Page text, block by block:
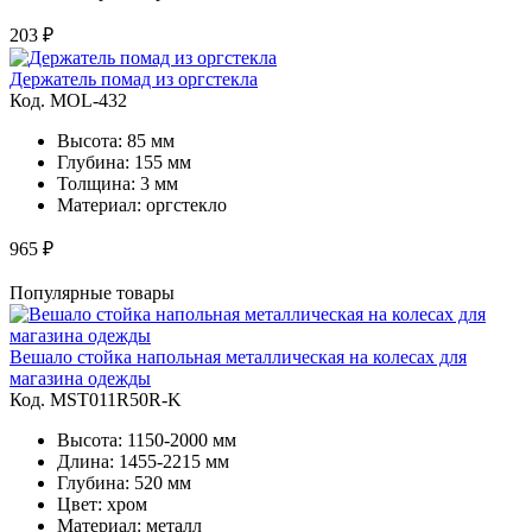
203 ₽
Держатель помад из оргстекла
Код. MOL-432
Высота: 85 мм
Глубина: 155 мм
Толщина: 3 мм
Материал: оргстекло
965 ₽
Популярные товары
Вешало стойка напольная металлическая на колесах для
магазина одежды
Код. MST011R50R-K
Высота: 1150-2000 мм
Длина: 1455-2215 мм
Глубина: 520 мм
Цвет: хром
Материал: металл